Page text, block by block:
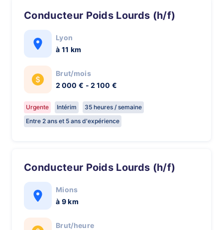
Conducteur Poids Lourds (h/f)
Lyon
à 11 km
Brut/mois
2 000 € - 2 100 €
Urgente Intérim
35 heures / semaine
Entre 2 ans et 5 ans d'expérience
Conducteur Poids Lourds (h/f)
Mions
à 9 km
Brut/heure